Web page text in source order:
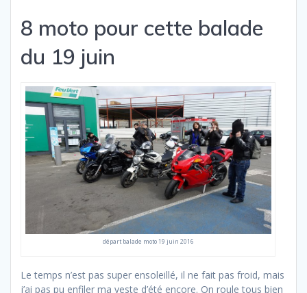
8 moto pour cette balade
du 19 juin
départ balade moto 19 juin 2016
Le temps n’est pas super ensoleillé, il ne fait pas froid, mais
j’ai pas pu enfiler ma veste d’été encore. On roule tous bien